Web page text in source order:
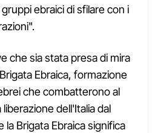
ebraici di sfilare con i
che sia stata presa di mira
Ebraica, formazione
che combatterono al
dell'Italia dal
Brigata Ebraica significa